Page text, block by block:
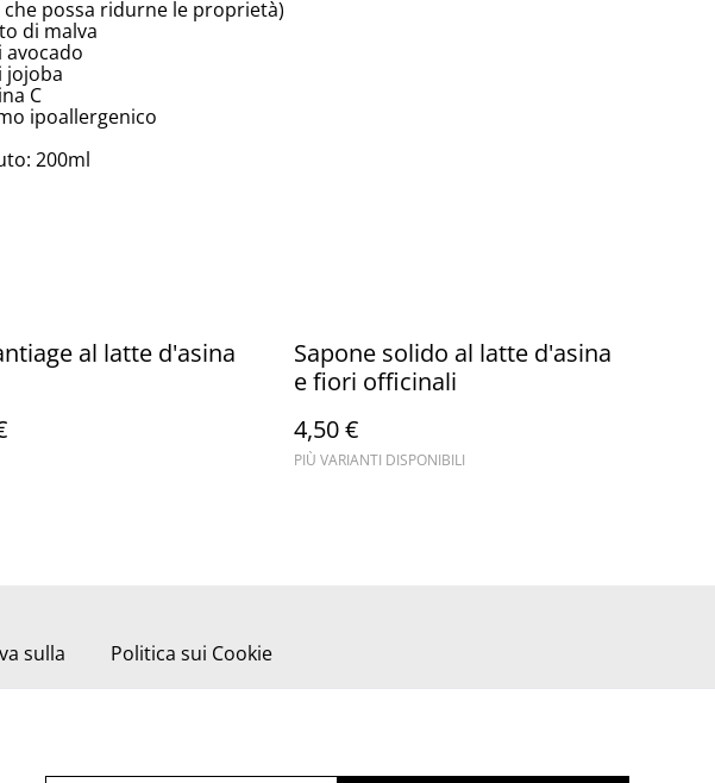
possa ridurne le proprietà)
di malva
avocado
jojoba
C
ipoallergenico
200ml
al latte d'asina
Sapone solido al latte d'asina
e fiori officinali
4,50 €
PIÙ VARIANTI DISPONIBILI
sulla
Politica sui Cookie